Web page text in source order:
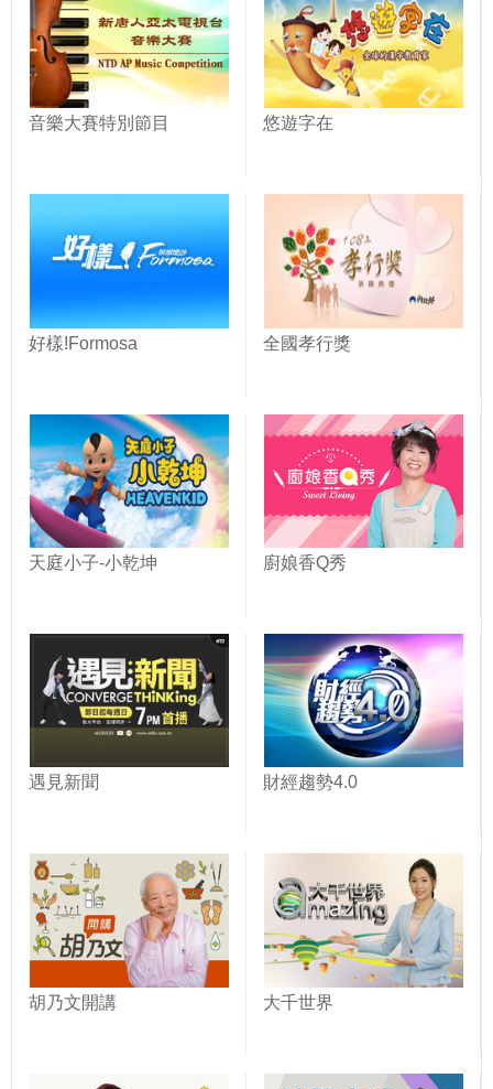
音樂大賽特別節目 悠遊字在
好樣!Formosa 全國孝行獎
天庭小子-小乾坤 廚娘香Q秀
遇見新聞 財經趨勢4.0
胡乃文開講 大千世界